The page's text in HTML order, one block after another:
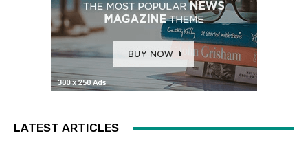
LATEST ARTICLES